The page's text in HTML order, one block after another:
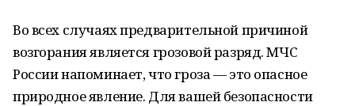
Во всех случаях предварительной причиной
возгорания является грозовой разряд. МЧС
России напоминает, что гроза — это опасное
природное явление. Для вашей безопасности